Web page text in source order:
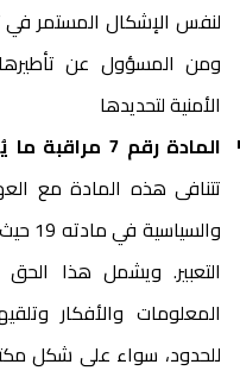
لنفس الإشكال المستمر في
الأمنية لتحديدها
المادة رقم 7 مراقبة ما يُنشر عبر وسائل التقنية الحديثة
تتنافى هذه المادة مع
التعبير. ويشمل هذا
المعلومات والأفكار
للحدود، سواء على شكل